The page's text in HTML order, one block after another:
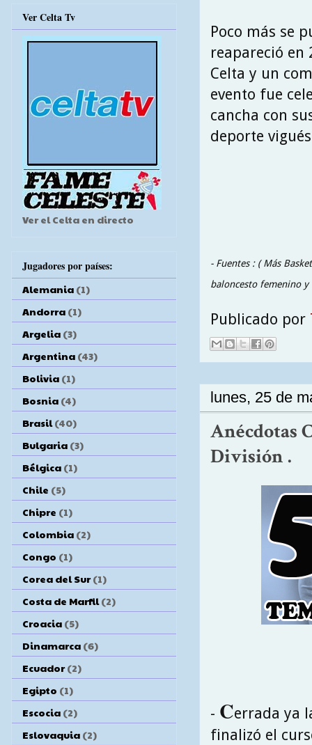
Poco más se
reapareció en
Celta y un
evento fue
cancha con
deporte
- Fuentes : ( Más
baloncesto femenino
Publicado por
lunes, 25 de
Anécdotas
División .
- Cerrada ya
finalizó el
Ver Celta Tv
Ver el Celta en directo
Jugadores por países:
Alemania (1)
Andorra (1)
Argelia (3)
Argentina (43)
Bolivia (1)
Bosnia (4)
Brasil (40)
Bulgaria (3)
Bélgica (1)
Chile (5)
Chipre (1)
Colombia (2)
Congo (1)
Corea del Sur (1)
Costa de Marfil (2)
Croacia (5)
Dinamarca (6)
Ecuador (2)
Egipto (1)
Escocia (2)
Eslovaquia (2)